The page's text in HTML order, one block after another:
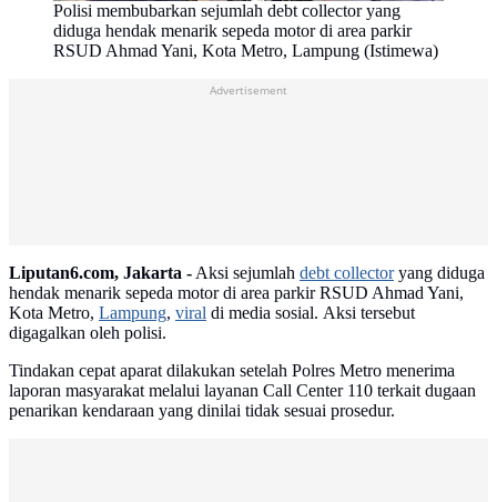
Polisi membubarkan sejumlah debt collector yang
diduga hendak menarik sepeda motor di area parkir
RSUD Ahmad Yani, Kota Metro, Lampung (Istimewa)
Advertisement
Liputan6.com, Jakarta -Aksi sejumlah debt collectoryang diduga
hendak menarik sepeda motor di area parkir RSUD Ahmad Yani,
Kota Metro, Lampung, viral di media sosial. Aksi tersebut
digagalkan oleh polisi.
Tindakan cepat aparat dilakukan setelah Polres Metro menerima
laporan masyarakat melalui layanan Call Center 110 terkait dugaan
penarikan kendaraan yang dinilai tidak sesuai prosedur.